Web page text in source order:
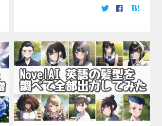
がpasswordになっていて、あっさりハッ
キングされ、侵入されて中身の画像AIエ